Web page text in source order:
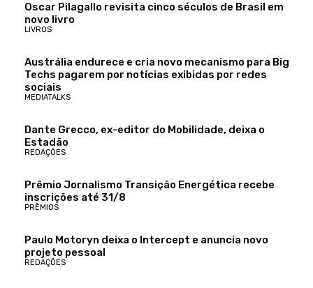
Oscar Pilagallo revisita cinco séculos de Brasil em
novo livro
LIVROS
Austrália endurece e cria novo mecanismo para Big
Techs pagarem por notícias exibidas por redes
sociais
MEDIATALKS
Dante Grecco, ex-editor do Mobilidade, deixa o
Estadão
REDAÇÕES
Prêmio Jornalismo Transição Energética recebe
inscrições até 31/8
PRÊMIOS
Paulo Motoryn deixa o Intercept e anuncia novo
projeto pessoal
REDAÇÕES